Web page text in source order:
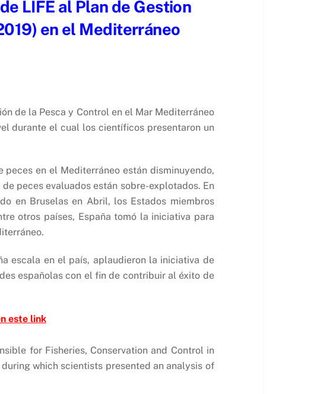
LIFE al Plan de Gestion
en el Mediterráneo
de la Pesca y Control en el Mar Mediterráneo
durante el cual los científicos presentaron un
en el Mediterráneo están disminuyendo,
peces evaluados están sobre-explotados. En
en Bruselas en Abril, los Estados miembros
otros países, España tomó la iniciativa para
escala en el país, aplaudieron la iniciativa de
españolas con el fin de contribuir al éxito de
este link
for Fisheries, Conservation and Control in
which scientists presented an analysis of